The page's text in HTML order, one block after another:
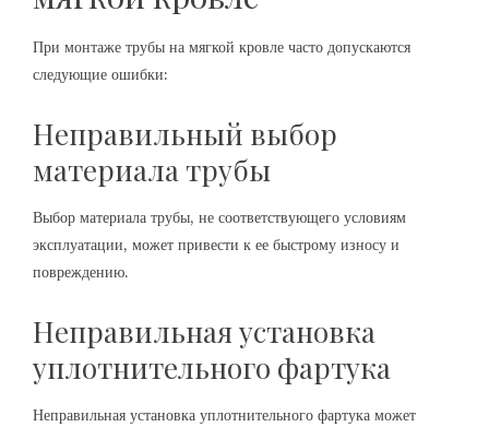
При монтаже трубы на мягкой кровле часто допускаются
следующие ошибки:
Неправильный выбор
материала трубы
Выбор материала трубы, не соответствующего условиям
эксплуатации, может привести к ее быстрому износу и
повреждению.
Неправильная установка
уплотнительного фартука
Неправильная установка уплотнительного фартука может